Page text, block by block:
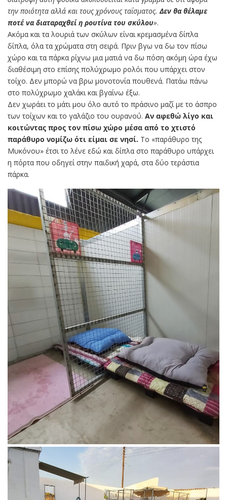
την ποιότητα αλλά και τους χρόνους ταΐσματος. Δεν θα θέλαμε
ποτέ να διαταραχθεί η ρουτίνα του σκύλου».
Ακόμα και τα λουριά των σκύλων είναι κρεμασμένα δίπλα
δίπλα, όλα τα χρώματα στη σειρά. Πριν βγω να δω τον πίσω
χώρο και τα πάρκα ρίχνω μια ματιά να δω πόση ακόμη ώρα έχω
διαθέσιμη στο επίσης πολύχρωμο ρολόι που υπάρχει στον
τοίχο. Δεν μπορώ να βρω μονοτονία πουθενά. Πατάω πάνω
στο πολύχρωμο χαλάκι και βγαίνω έξω.
Δεν χωράει το μάτι μου όλο αυτό το πράσινο μαζί με το άσπρο
των τοίχων και το γαλάζιο του ουρανού. Αν αφεθώ λίγο και
κοιτώντας προς τον πίσω χώρο μέσα από το χτιστό
παράθυρο νομίζω ότι είμαι σε νησί. Το «παράθυρο της
Μυκόνου» έτσι το λένε εδώ και δίπλα στο παράθυρο υπάρχει
η πόρτα που οδηγεί στην παιδική χαρά, στα δύο τεράστια
πάρκα.